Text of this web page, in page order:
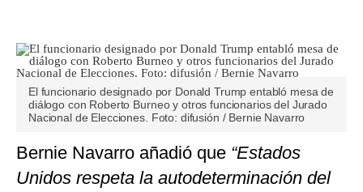
El funcionario designado por Donald Trump entabló mesa de
diálogo con Roberto Burneo y otros funcionarios del Jurado
Nacional de Elecciones. Foto: difusión / Bernie Navarro
Bernie Navarro añadió que “Estados
Unidos respeta la autodeterminación del